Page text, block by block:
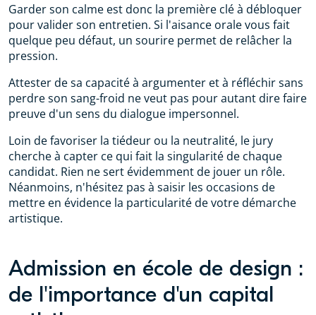
Garder son calme est donc la première clé à débloquer
pour valider son entretien. Si l'aisance orale vous fait
quelque peu défaut, un sourire permet de relâcher la
pression.
Attester de sa capacité à argumenter et à réfléchir sans
perdre son sang-froid ne veut pas pour autant dire faire
preuve d'un sens du dialogue impersonnel.
Loin de favoriser la tiédeur ou la neutralité, le jury
cherche à capter ce qui fait la singularité de chaque
candidat. Rien ne sert évidemment de jouer un rôle.
Néanmoins, n'hésitez pas à saisir les occasions de
mettre en évidence la particularité de votre démarche
artistique.
Admission en école de design :
de l'importance d'un capital